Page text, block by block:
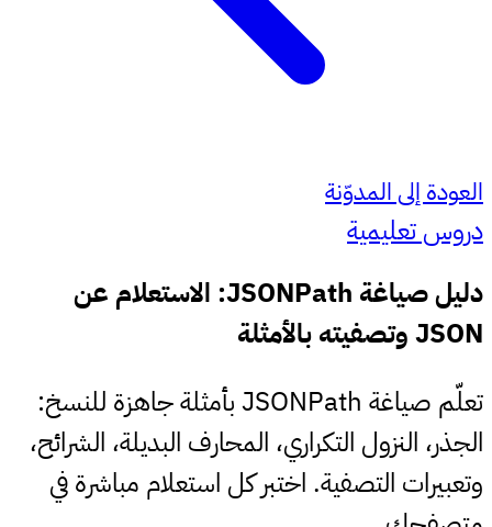
العودة إلى المدوّنة
دروس تعليمية
دليل صياغة JSONPath: الاستعلام عن
JSON وتصفيته بالأمثلة
تعلّم صياغة JSONPath بأمثلة جاهزة للنسخ:
الجذر، النزول التكراري، المحارف البديلة، الشرائح،
وتعبيرات التصفية. اختبر كل استعلام مباشرة في